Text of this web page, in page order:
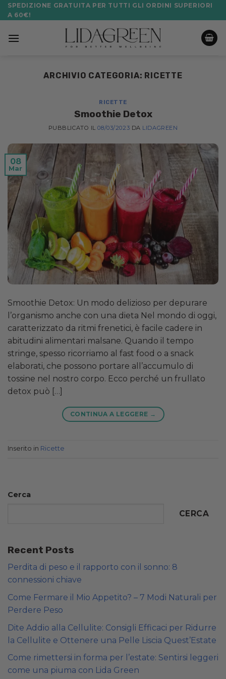
Salta
ai
SPEDIZIONE GRATUITA PER TUTTI GLI ORDINI SUPERIORI
A 60€!
ARCHIVIO CATEGORIA: RICETTE
RICETTE
Smoothie Detox
PUBBLICATO IL08/03/2023 DA LIDAGREEN
08
Mar
Smoothie Detox: Un modo delizioso per depurare
l’organismo anche con una dieta Nel mondo di oggi,
caratterizzato da ritmi frenetici, è facile cadere in
abitudini alimentari malsane. Quando il tempo
stringe, spesso ricorriamo al fast food o a snack
elaborati, che possono portare all’accumulo di
tossine nel nostro corpo. Ecco perché un frullato
detox può […]
CONTINUA A LEGGERE →
Inserito in Ricette
Cerca
CERCA
Recent Posts
Perdita di peso e il rapporto con il sonno: 8
connessioni chiave
Come Fermare il Mio Appetito? – 7 Modi Naturali per
Perdere Peso
Dite Addio alla Cellulite: Consigli Efficaci per Ridurre
la Cellulite e Ottenere una Pelle Liscia Quest’Estate
Come rimettersi in forma per l’estate: Sentirsi leggeri
come una piuma con Lida Green